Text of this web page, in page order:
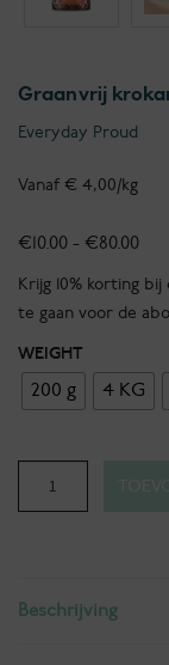
Graanvrij
Everyday Proud
Vanaf € 4,00/kg
€10.00 - €80.00
tot
Krijg 10% korting
te gaan voor de
WEIGHT
200 g 4 KG
losse
Beschrijving